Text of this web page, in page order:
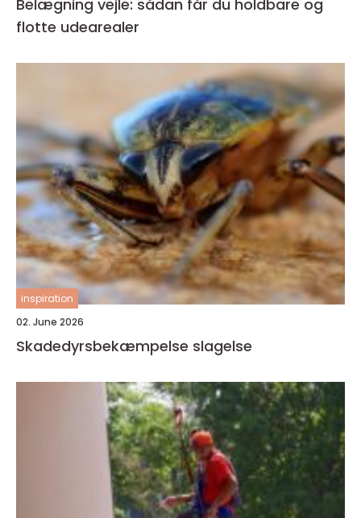
Belægning vejle: sådan får du holdbare og
flotte udearealer
inspiration
02. June 2026
Skadedyrsbekæmpelse slagelse